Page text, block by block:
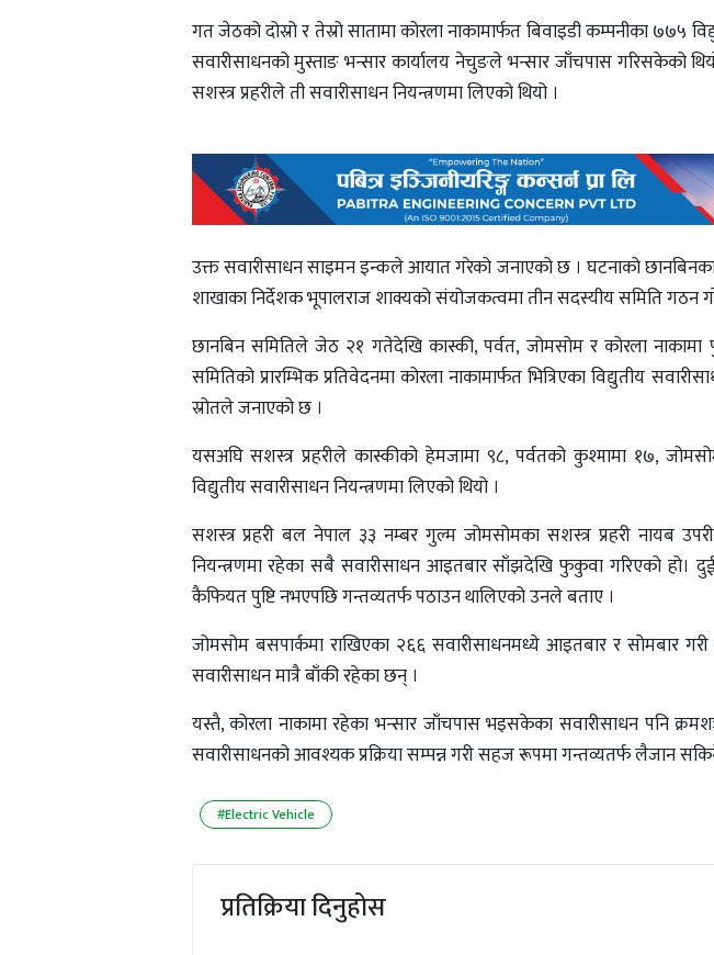
गत जेठको दोस्रो र तेस्रो सातामा कोरला नाकामार्फत बिवाइडी कम्पनीका ७७५
सवारीसाधनको मुस्ताङ भन्सार कार्यालय नेचुङले भन्सार जाँचपास गरिसकेको
सशस्त्र प्रहरीले ती सवारीसाधन नियन्त्रणमा लिएको थियो ।
उक्त सवारीसाधन साइमन इन्कले आयात गरेको जनाएको छ । घटनाको छानबिनका
शाखाका निर्देशक भूपालराज शाक्यको संयोजकत्वमा तीन सदस्यीय समिति गठन
छानबिन समितिले जेठ २१ गतेदेखि कास्की, पर्वत, जोमसोम र कोरला
समितिको प्रारम्भिक प्रतिवेदनमा कोरला नाकामार्फत भित्रिएका विद्युतीय
स्रोतले जनाएको छ ।
यसअघि सशस्त्र प्रहरीले कास्कीको हेमजामा ९८, पर्वतको कुश्मामा १७,
विद्युतीय सवारीसाधन नियन्त्रणमा लिएको थियो ।
सशस्त्र प्रहरी बल नेपाल ३३ नम्बर गुल्म जोमसोमका सशस्त्र प्रहरी नायब
नियन्त्रणमा रहेका सबै सवारीसाधन आइतबार साँझदेखि फुकुवा गरिएको हो।
कैफियत पुष्टि नभएपछि गन्तव्यतर्फ पठाउन थालिएको उनले बताए ।
जोमसोम बसपार्कमा राखिएका २६६ सवारीसाधनमध्ये आइतबार र सोमबार
सवारीसाधन मात्रै बाँकी रहेका छन् ।
यस्तै, कोरला नाकामा रहेका भन्सार जाँचपास भइसकेका सवारीसाधन पनि
सवारीसाधनको आवश्यक प्रक्रिया सम्पन्न गरी सहज रूपमा गन्तव्यतर्फ लैजान
#Electric Vehicle
प्रतिक्रिया दिनुहोस